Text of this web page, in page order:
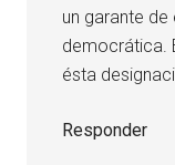
un garante
democrática.
ésta
Responder